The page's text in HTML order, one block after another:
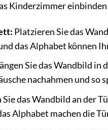
Kinderzimmer einbinden
Platzieren Sie das
das Alphabet können
Sie das Wandbild in
nachahmen und so
Sie das Wandbild an der
Alphabet machen die